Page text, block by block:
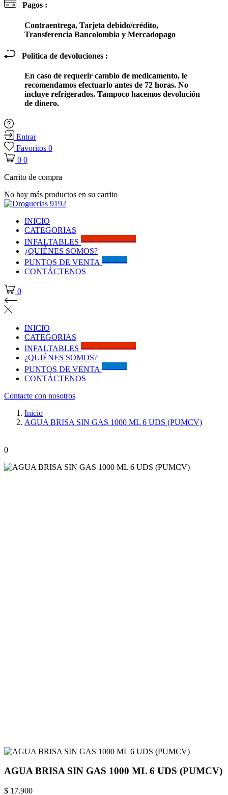
Pagos :
Contraentrega, Tarjeta debido/crédito,
Transferencia Bancolombia y Mercadopago
Política de devoluciones :
En caso de requerir cambio de medicamento, le
recomendamos efectuarlo antes de 72 horas. No
incluye refrigerados. Tampoco hacemos devolución
de dinero.
Entrar
Favoritos 0
0 0
Carrito de compra
No hay más productos en su carrito
INICIO
CATEGORIAS
INFALTABLES
¿QUIÉNES SOMOS?
PUNTOS DE VENTA
CONTÁCTENOS
0
INICIO
CATEGORIAS
INFALTABLES
¿QUIÉNES SOMOS?
PUNTOS DE VENTA
CONTÁCTENOS
Contacte con nosotros
Inicio
AGUA BRISA SIN GAS 1000 ML 6 UDS (PUMCV)
0
AGUA BRISA SIN GAS 1000 ML 6 UDS (PUMCV)
$ 17.900